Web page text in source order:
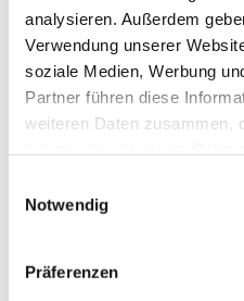
analysieren. Außerdem
Verwendung unserer
soziale Medien, Werbung
Partner führen diese
weiteren Daten zusammen,
Notwendig
Präferenzen